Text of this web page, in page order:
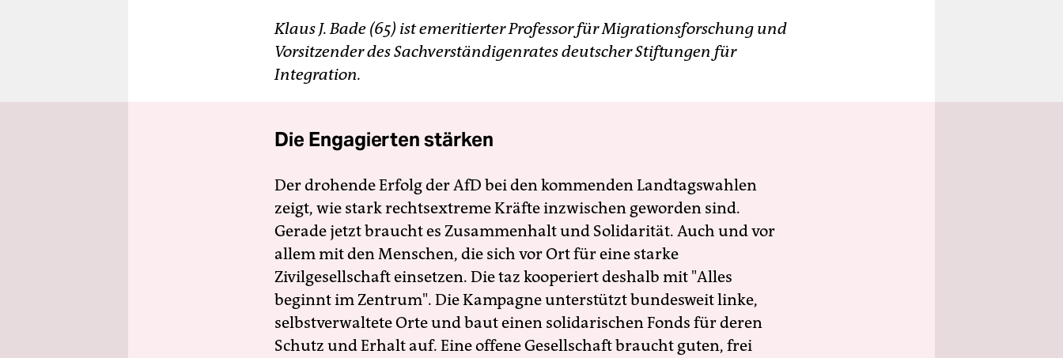
Klaus J. Bade (65) ist emeritierter Professor für Migrationsforschung und
Vorsitzender des Sachverständigenrates deutscher Stiftungen für
Integration.
Die Engagierten stärken
Der drohende Erfolg der AfD bei den kommenden Landtagswahlen
zeigt, wie stark rechtsextreme Kräfte inzwischen geworden sind.
Gerade jetzt braucht es Zusammenhalt und Solidarität. Auch und vor
allem mit den Menschen, die sich vor Ort für eine starke
Zivilgesellschaft einsetzen. Die taz kooperiert deshalb mit "Alles
beginnt im Zentrum". Die Kampagne unterstützt bundesweit linke,
selbstverwaltete Orte und baut einen solidarischen Fonds für deren
Schutz und Erhalt auf. Eine offene Gesellschaft braucht guten, frei